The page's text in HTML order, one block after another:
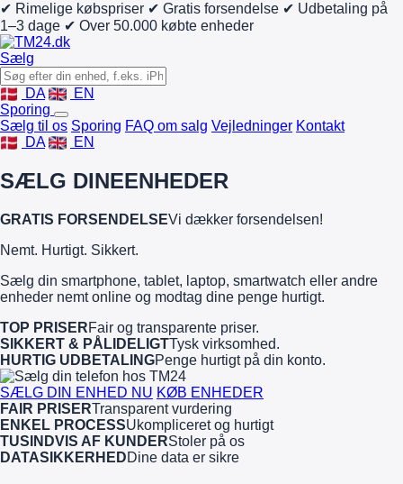
✔ Rimelige købspriser ✔ Gratis forsendelse ✔ Udbetaling på
1–3 dage ✔ Over 50.000 købte enheder
Sælg
DA
EN
Sporing
Sælg til os Sporing FAQ om salg Vejledninger Kontakt
DA
EN
SÆLG DINEENHEDER
GRATIS FORSENDELSEVi dækker forsendelsen!
Nemt. Hurtigt. Sikkert.
Sælg din smartphone, tablet, laptop, smartwatch eller andre
enheder nemt online og modtag dine penge hurtigt.
TOP PRISERFair og transparente priser.
SIKKERT & PÅLIDELIGTTysk virksomhed.
HURTIG UDBETALINGPenge hurtigt på din konto.
SÆLG DIN ENHED NU KØB ENHEDER
FAIR PRISERTransparent vurdering
ENKEL PROCESSUkompliceret og hurtigt
TUSINDVIS AF KUNDERStoler på os
DATASIKKERHEDDine data er sikre